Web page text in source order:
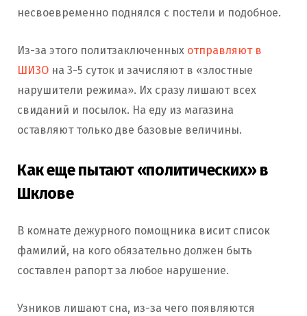
несвоевременно поднялся с постели и подобное.
Из-за этого политзаключенных отправляют в
ШИЗО на 3-5 суток и зачисляют в «злостные
нарушители режима». Их сразу лишают всех
свиданий и посылок. На еду из магазина
оставляют только две базовые величины.
Как еще пытают «политических» в
Шклове
В комнате дежурного помощника висит список
фамилий, на кого обязательно должен быть
составлен рапорт за любое нарушение.
Узников лишают сна, из-за чего появляются